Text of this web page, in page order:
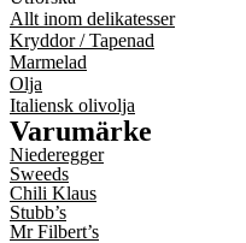
Allt inom delikatesser
Kryddor / Tapenad
Marmelad
Olja
Italiensk olivolja
Varumärke
Niederegger
Sweeds
Chili Klaus
Stubb’s
Mr Filbert’s